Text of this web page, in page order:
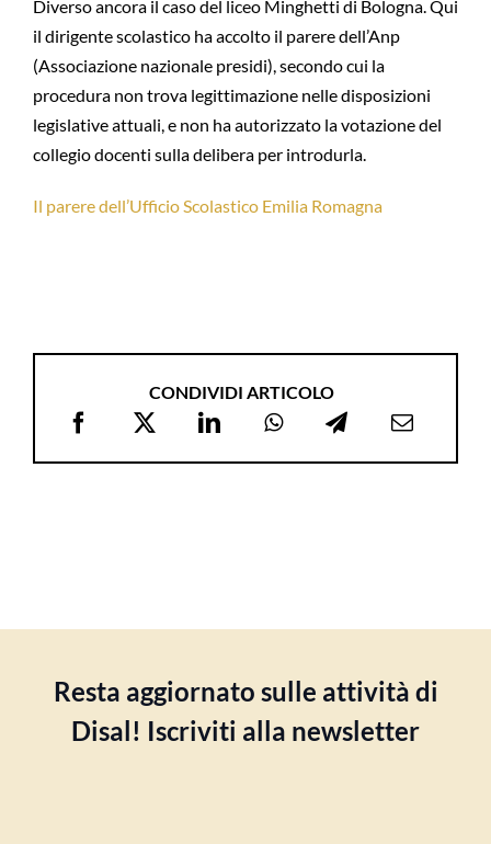
Diverso ancora il caso del liceo Minghetti di Bologna. Qui
il dirigente scolastico ha accolto il parere dell’Anp
(Associazione nazionale presidi), secondo cui la
procedura non trova legittimazione nelle disposizioni
legislative attuali, e non ha autorizzato la votazione del
collegio docenti sulla delibera per introdurla.
Il parere dell’Ufficio Scolastico Emilia Romagna
CONDIVIDI ARTICOLO
Resta aggiornato sulle attività di
Disal! Iscriviti alla newsletter